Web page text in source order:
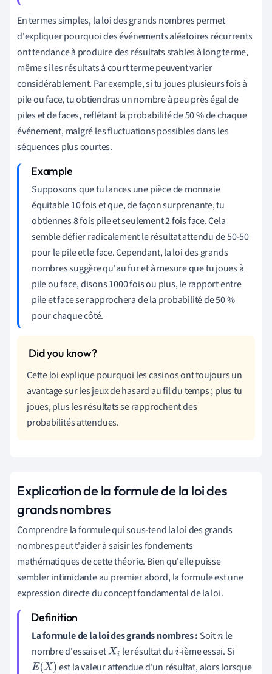
En termes simples, la loi des grands nombres permet
d'expliquer pourquoi des événements aléatoires récurrents
ont tendance à produire des résultats stables à long terme,
même si les résultats à court terme peuvent varier
considérablement. Par exemple, si tu joues plusieurs fois à
pile ou face, tu obtiendras un nombre à peu près égal de
piles et de faces, reflétant la probabilité de 50 % de chaque
événement, malgré les fluctuations possibles dans les
séquences plus courtes.
Supposons que tu lances une pièce de monnaie
équitable 10 fois et que, de façon surprenante, tu
obtiennes 8 fois pile et seulement 2 fois face. Cela
semble défier radicalement le résultat attendu de 50-50
pour le pile et le face. Cependant, la loi des grands
nombres suggère qu'au fur et à mesure que tu joues à
pile ou face, disons 1000 fois ou plus, le rapport entre
pile et face se rapprochera de la probabilité de 50 %
pour chaque côté.
Cette loi explique pourquoi les casinos ont toujours un
avantage sur les jeux de hasard au fil du temps ; plus tu
joues, plus les résultats se rapprochent des
probabilités attendues.
Explication de la formule de la loi des
grands nombres
Comprendre la formule qui sous-tend la loi des grands
nombres peut t'aider à saisir les fondements
mathématiques de cette théorie. Bien qu'elle puisse
sembler intimidante au premier abord, la formule est une
expression directe du concept fondamental de la loi.
La formule de la loi des grands nombres : Soitn le
nombre d'essais etXi le résultat dui-ième essai. Si
E(X) est la valeur attendue d'un résultat, alors lorsque